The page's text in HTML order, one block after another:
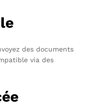
des documents
via des